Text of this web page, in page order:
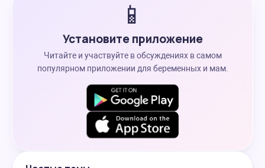
📱
Установите приложение
Читайте и участвуйте в обсуждениях в самом
популярном приложении для беременных и мам.